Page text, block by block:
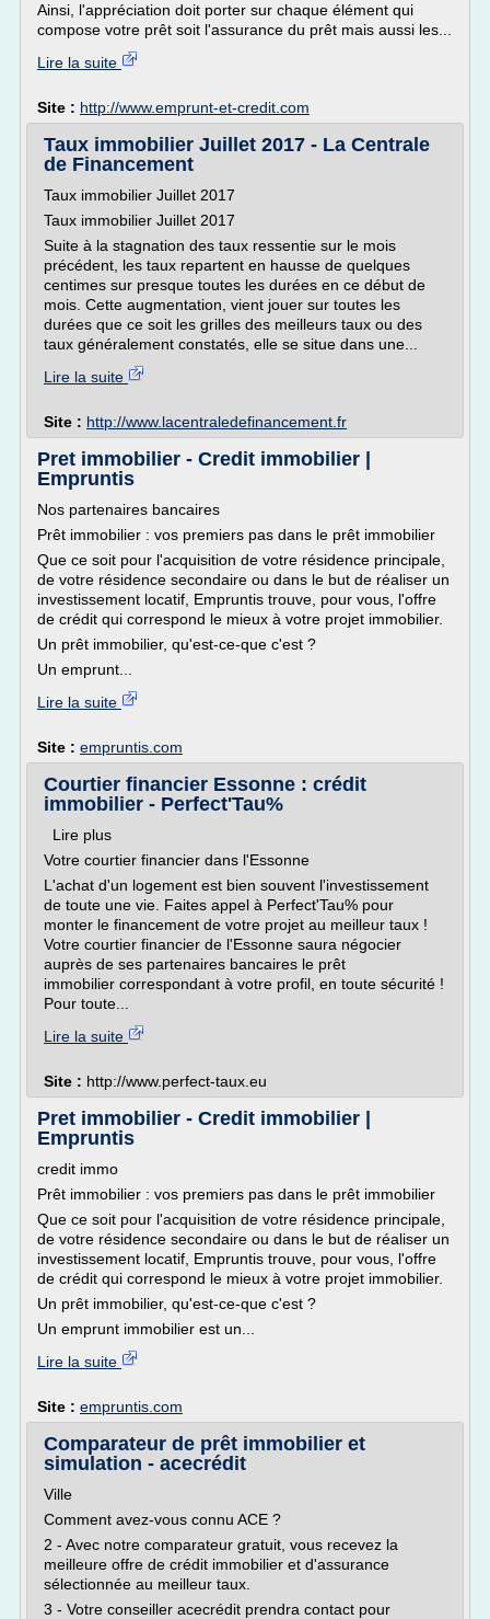
Ainsi, l'appréciation doit porter sur chaque élément qui
compose votre prêt soit l'assurance du prêt mais aussi les...
Lire la suite
Site : http://www.emprunt-et-credit.com
Taux immobilier Juillet 2017 - La Centrale
de Financement
Taux immobilier Juillet 2017
Taux immobilier Juillet 2017
Suite à la stagnation des taux ressentie sur le mois
précédent, les taux repartent en hausse de quelques
centimes sur presque toutes les durées en ce début de
mois. Cette augmentation, vient jouer sur toutes les
durées que ce soit les grilles des meilleurs taux ou des
taux généralement constatés, elle se situe dans une...
Lire la suite
Site : http://www.lacentraledefinancement.fr
Pret immobilier - Credit immobilier |
Empruntis
Nos partenaires bancaires
Prêt immobilier : vos premiers pas dans le prêt immobilier
Que ce soit pour l'acquisition de votre résidence principale,
de votre résidence secondaire ou dans le but de réaliser un
investissement locatif, Empruntis trouve, pour vous, l'offre
de crédit qui correspond le mieux à votre projet immobilier.
Un prêt immobilier, qu'est-ce-que c'est ?
Un emprunt...
Lire la suite
Site : empruntis.com
Courtier financier Essonne : crédit
immobilier - Perfect'Tau%
Lire plus
Votre courtier financier dans l'Essonne
L'achat d'un logement est bien souvent l'investissement
de toute une vie. Faites appel à Perfect'Tau% pour
monter le financement de votre projet au meilleur taux !
Votre courtier financier de l'Essonne saura négocier
auprès de ses partenaires bancaires le prêt
immobilier correspondant à votre profil, en toute sécurité !
Pour toute...
Lire la suite
Site : http://www.perfect-taux.eu
Pret immobilier - Credit immobilier |
Empruntis
credit immo
Prêt immobilier : vos premiers pas dans le prêt immobilier
Que ce soit pour l'acquisition de votre résidence principale,
de votre résidence secondaire ou dans le but de réaliser un
investissement locatif, Empruntis trouve, pour vous, l'offre
de crédit qui correspond le mieux à votre projet immobilier.
Un prêt immobilier, qu'est-ce-que c'est ?
Un emprunt immobilier est un...
Lire la suite
Site : empruntis.com
Comparateur de prêt immobilier et
simulation - acecrédit
Ville
Comment avez-vous connu ACE ?
2 - Avec notre comparateur gratuit, vous recevez la
meilleure offre de crédit immobilier et d'assurance
sélectionnée au meilleur taux.
3 - Votre conseiller acecrédit prendra contact pour